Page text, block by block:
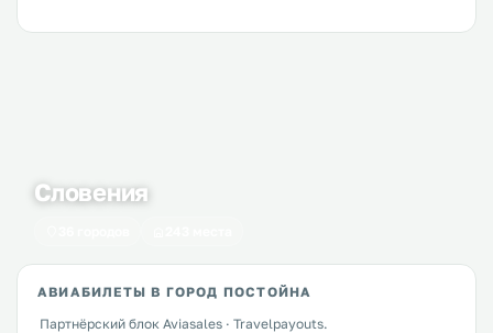
Словения
АВИАБИЛЕТЫ В ГОРОД ПОСТОЙНА
Партнёрский блок Aviasales · Travelpayouts.